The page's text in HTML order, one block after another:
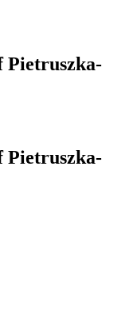
Pietruszka-
Pietruszka-